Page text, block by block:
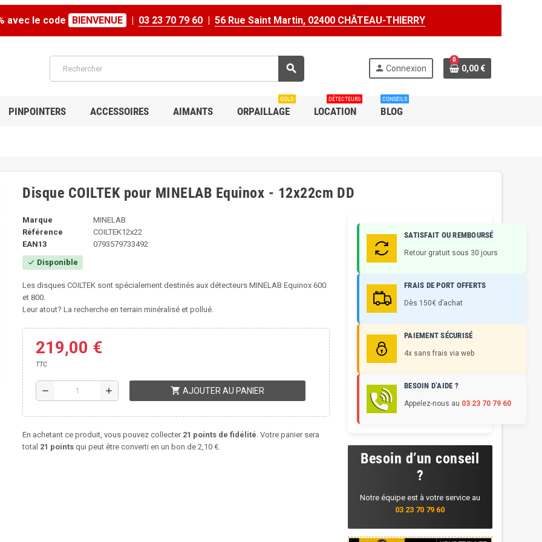
avec le code BIENVENUE | 03 23 70 79 60 | 56 Rue Saint Martin, 02400 CHÂTEAU-THIERRY
search person Connexion
0
0,00 €
PINPOINTERS ACCESSOIRES AIMANTS ORPAILLAGE
GOLD
LOCATION
DÉTECTEURS
BLOG
CONSEILS
Disque COILTEK pour MINELAB Equinox - 12x22cm DD
Marque
MINELAB
Référence
COILTEK12x22
EAN13
0793579733492
check Disponible
Les disques COILTEK sont spécialement destinés aux détecteurs MINELAB Equinox 600
et 800.
Leur atout? La recherche en terrain minéralisé et pollué.
219,00 €
TTC
remove add shopping_cart AJOUTER AU PANIER
En achetant ce produit, vous pouvez collecter 21 points de fidélité . Votre panier sera
total 21 points qui peut être converti en un bon de2,10 €
SATISFAIT OU REMBOURSÉ
Retour gratuit sous 30 jours
FRAIS DE PORT OFFERTS
Dès 150€ d’achat
PAIEMENT SÉCURISÉ
4x sans frais via web
BESOIN D’AIDE ?
Appelez-nous au 03 23 70 79 60
Besoin d’un conseil
?
Notre équipe est à votre service au
03 23 70 79 60